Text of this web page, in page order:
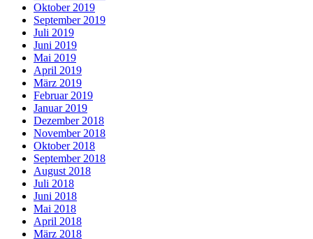
Oktober 2019
September 2019
Juli 2019
Juni 2019
Mai 2019
April 2019
März 2019
Februar 2019
Januar 2019
Dezember 2018
November 2018
Oktober 2018
September 2018
August 2018
Juli 2018
Juni 2018
Mai 2018
April 2018
März 2018